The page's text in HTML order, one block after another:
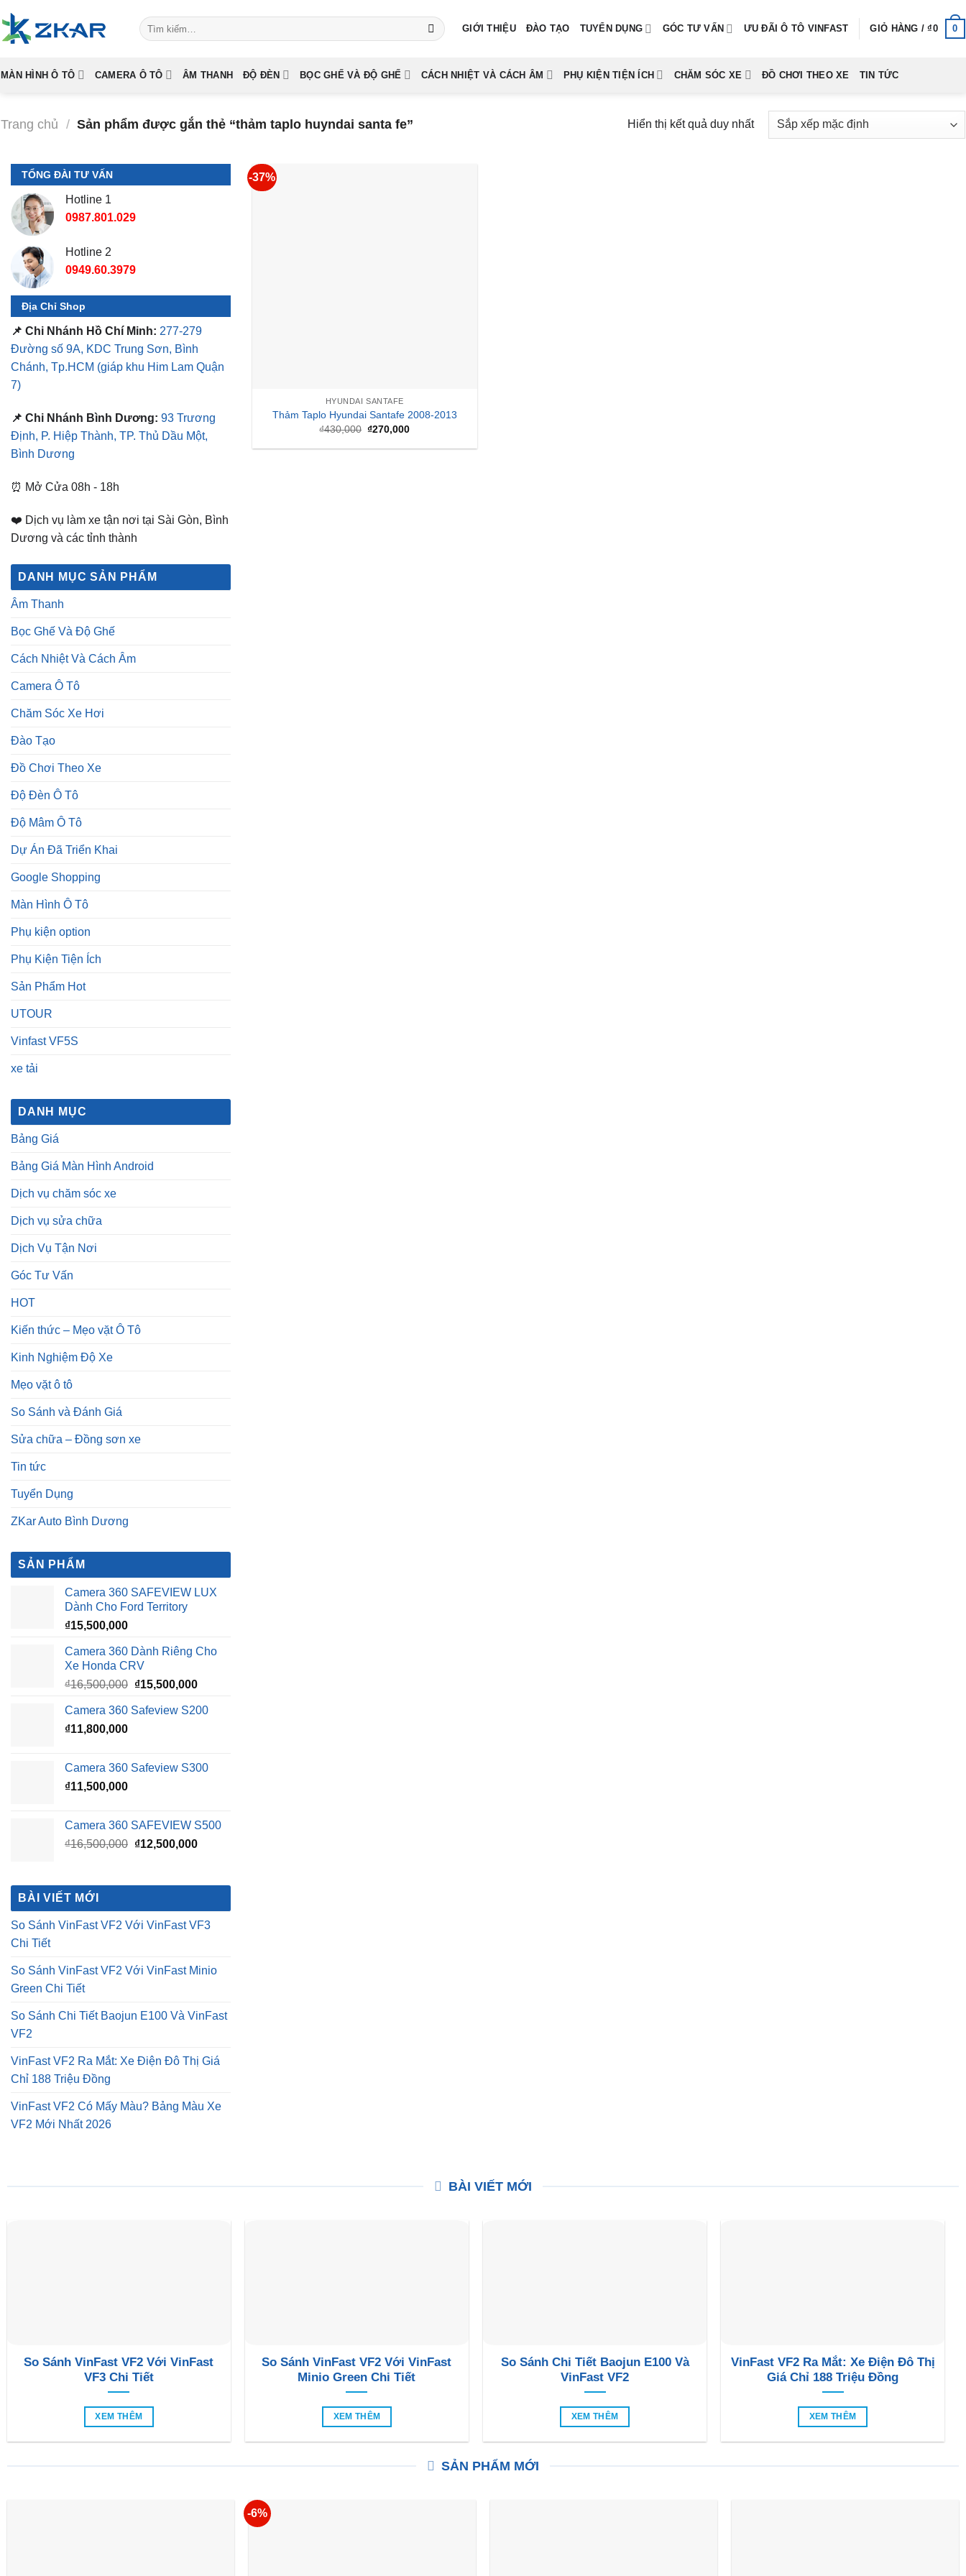
to
content
Tìm
kiếm:
GIỚI THIỆU ĐÀO TẠO TUYỂN DỤNG GÓC TƯ VẤN ƯU ĐÃI Ô TÔ VINFAST GIỎ HÀNG /₫0 0
MÀN HÌNH Ô TÔ CAMERA Ô TÔ ÂM THANH ĐỘ ĐÈN BỌC GHẾ VÀ ĐỘ GHẾ CÁCH NHIỆT VÀ CÁCH ÂM PHỤ KIỆN TIỆN ÍCH CHĂM SÓC XE ĐỒ CHƠI THEO XE TIN TỨC
Trang chủ / Sản phẩm được gắn thẻ “thảm taplo huyndai santa fe” Hiển thị kết quả duy nhất
TỔNG ĐÀI TƯ VẤN
Hotline 1
0987.801.029
Hotline 2
0949.60.3979
Địa Chỉ Shop
📌 Chi Nhánh Hồ Chí Minh: 277-279
Đường số 9A, KDC Trung Sơn, Bình
Chánh, Tp.HCM (giáp khu Him Lam Quận
7)
📌 Chi Nhánh Bình Dương: 93 Trương
Định, P. Hiệp Thành, TP. Thủ Dầu Một,
Bình Dương
⏰ Mở Cửa 08h - 18h
❤️ Dịch vụ làm xe tận nơi tại Sài Gòn, Bình
Dương và các tỉnh thành
DANH MỤC SẢN PHẨM
Âm Thanh
Bọc Ghế Và Độ Ghế
Cách Nhiệt Và Cách Âm
Camera Ô Tô
Chăm Sóc Xe Hơi
Đào Tạo
Đồ Chơi Theo Xe
Độ Đèn Ô Tô
Độ Mâm Ô Tô
Dự Án Đã Triển Khai
Google Shopping
Màn Hình Ô Tô
Phụ kiện option
Phụ Kiện Tiện Ích
Sản Phẩm Hot
UTOUR
Vinfast VF5S
xe tải
DANH MỤC
Bảng Giá
Bảng Giá Màn Hình Android
Dịch vụ chăm sóc xe
Dịch vụ sửa chữa
Dịch Vụ Tận Nơi
Góc Tư Vấn
HOT
Kiến thức – Mẹo vặt Ô Tô
Kinh Nghiệm Độ Xe
Mẹo vặt ô tô
So Sánh và Đánh Giá
Sửa chữa – Đồng sơn xe
Tin tức
Tuyển Dụng
ZKar Auto Bình Dương
SẢN PHẨM
Camera 360 SAFEVIEW LUX
Dành Cho Ford Territory
₫15,500,000
Camera 360 Dành Riêng Cho
Xe Honda CRV
₫16,500,000 Giá
là:
₫15,500,000Giá
tại
Camera 360 Safeview S200
₫11,800,000
Camera 360 Safeview S300
₫11,500,000
Camera 360 SAFEVIEW S500
₫16,500,000 Giá
₫16,500,000.
₫12,500,000Giá
là:
BÀI VIẾT MỚI
So Sánh VinFast VF2 Với VinFast VF3
Chi Tiết
So Sánh VinFast VF2 Với VinFast Minio
Green Chi Tiết
So Sánh Chi Tiết Baojun E100 Và VinFast
VF2
VinFast VF2 Ra Mắt: Xe Điện Đô Thị Giá
Chỉ 188 Triệu Đồng
VinFast VF2 Có Mấy Màu? Bảng Màu Xe
VF2 Mới Nhất 2026
-37%
HYUNDAI SANTAFE
Thảm Taplo Hyundai Santafe 2008-2013
₫430,000 Giá
là:
₫270,000Giá
tại
BÀI VIẾT MỚI
So Sánh VinFast VF2 Với VinFast
VF3 Chi Tiết
XEM THÊM
So Sánh VinFast VF2 Với VinFast
Minio Green Chi Tiết
XEM THÊM
So Sánh Chi Tiết Baojun E100 Và
VinFast VF2
XEM THÊM
VinFast VF2 Ra Mắt: Xe Điện Đô Thị
Giá Chỉ 188 Triệu Đồng
XEM THÊM
SẢN PHẨM MỚI
-6%